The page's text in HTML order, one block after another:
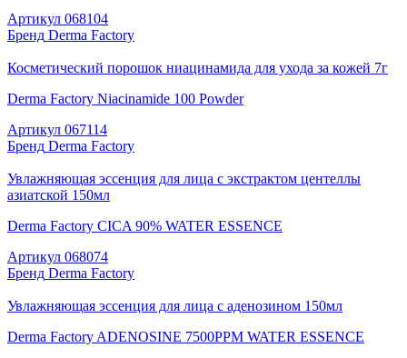
Артикул 068104
Бренд Derma Factory
Косметический порошок ниацинамида для ухода за кожей 7г
Derma Factory Niacinamide 100 Powder
Артикул 067114
Бренд Derma Factory
Увлажняющая эссенция для лица с экстрактом центеллы
азиатской 150мл
Derma Factory CICA 90% WATER ESSENCE
Артикул 068074
Бренд Derma Factory
Увлажняющая эссенция для лица с аденозином 150мл
Derma Factory ADENOSINE 7500PPM WATER ESSENCE